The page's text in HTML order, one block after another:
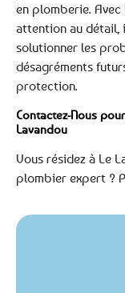
en plomberie.
attention au détail,
solutionner les
désagréments
protection.
Contactez-Nous
Lavandou
Vous résidez à Le
plombier expert ?